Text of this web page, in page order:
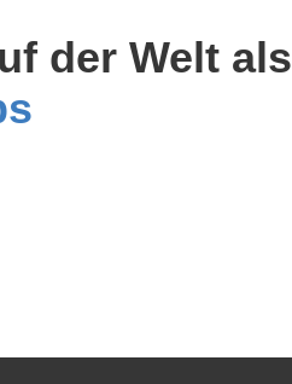
der Welt als